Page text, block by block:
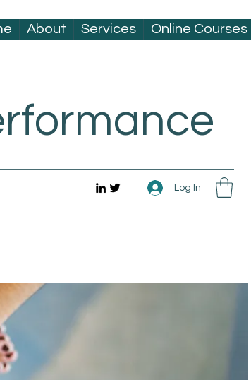
About Services Online Courses
Log In